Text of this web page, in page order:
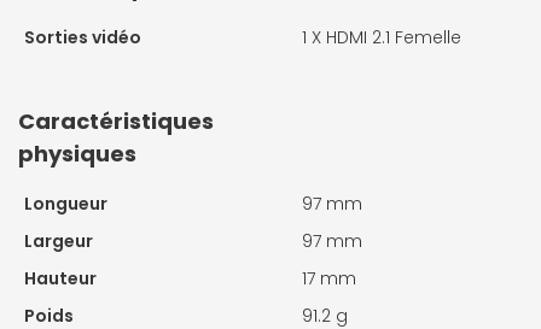
Sorties vidéo 1 X HDMI 2.1 Femelle
Caractéristiques
physiques
Longueur
97 mm
Largeur
97 mm
Hauteur
17 mm
Poids
91.2 g